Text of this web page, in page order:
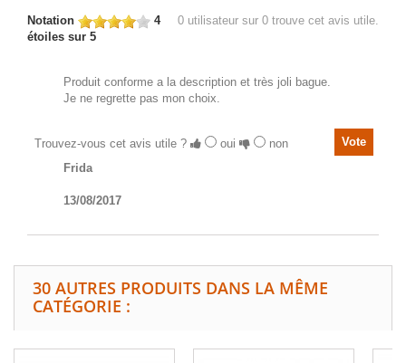
0 utilisateur sur 0 trouve cet avis utile.
Notation
4
étoiles sur 5
Produit conforme a la description et très joli bague.
Je ne regrette pas mon choix.
Trouvez-vous cet avis utile ? oui
non
Frida
13/08/2017
30 AUTRES PRODUITS DANS LA MÊME
CATÉGORIE :